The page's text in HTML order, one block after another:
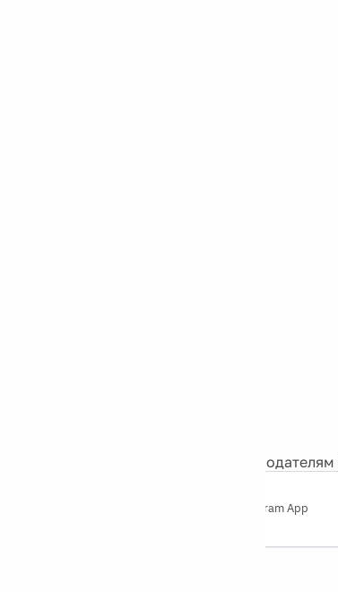
Рекламодателям
Telegram App